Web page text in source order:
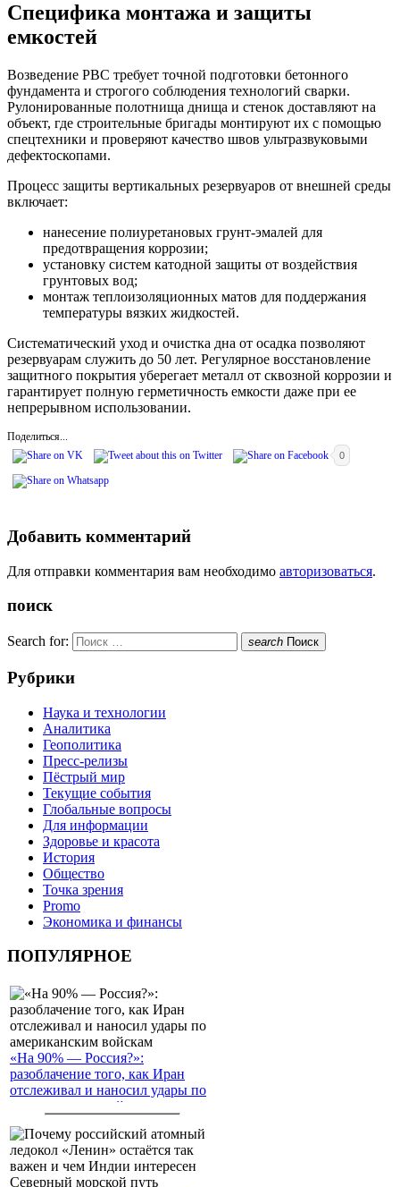
Специфика монтажа и защиты
емкостей
Возведение РВС требует точной подготовки бетонного
фундамента и строгого соблюдения технологий сварки.
Рулонированные полотнища днища и стенок доставляют на
объект, где строительные бригады монтируют их с помощью
спецтехники и проверяют качество швов ультразвуковыми
дефектоскопами.
Процесс защиты вертикальных резервуаров от внешней среды
включает:
нанесение полиуретановых грунт-эмалей для
предотвращения коррозии;
установку систем катодной защиты от воздействия
грунтовых вод;
монтаж теплоизоляционных матов для поддержания
температуры вязких жидкостей.
Систематический уход и очистка дна от осадка позволяют
резервуарам служить до 50 лет. Регулярное восстановление
защитного покрытия уберегает металл от сквозной коррозии и
гарантирует полную герметичность емкости даже при ее
непрерывном использовании.
Поделиться...
0
Добавить комментарий
Для отправки комментария вам необходимо авторизоваться.
поиск
Search for: search Поиск
Рубрики
Наука и технологии
Аналитика
Геополитика
Пресс-релизы
Пёстрый мир
Текущие события
Глобальные вопросы
Для информации
Здоровье и красота
История
Общество
Точка зрения
Promo
Экономика и финансы
ПОПУЛЯРНОЕ
«На 90% — Россия?»:
разоблачение того, как Иран
отслеживал и наносил удары по
американским войскам